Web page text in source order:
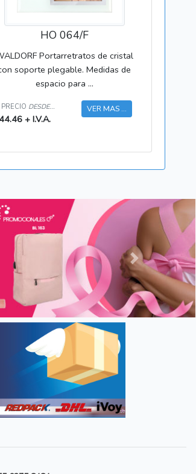
HO 064/F
Portarretratos de cristal
soporte plegable. Medidas de
espacio para ...
PRECIO DESDE...
+ I.V.A.
VER MAS ...
Siguiente